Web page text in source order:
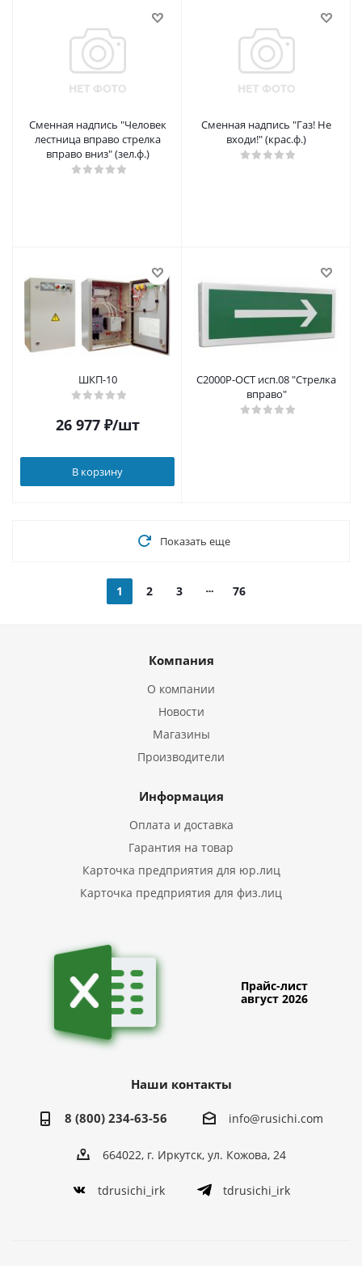
Сменная надпись "Человек
лестница вправо стрелка
вправо вниз" (зел.ф.)
Сменная надпись "Газ! Не
входи!" (крас.ф.)
ШКП-10
26 977₽/шт
В корзину
С2000Р-ОСТ исп.08 "Стрелка
вправо"
Показать еще
1 2 3 76
Компания
О компании
Новости
Магазины
Производители
Информация
Оплата и доставка
Гарантия на товар
Карточка предприятия для юр.лиц
Карточка предприятия для физ.лиц
Прайс-лист
август 2026
Наши контакты
8 (800) 234-63-56 info@rusichi.com
664022, г. Иркутск, ул. Кожова, 24
tdrusichi_irk tdrusichi_irk